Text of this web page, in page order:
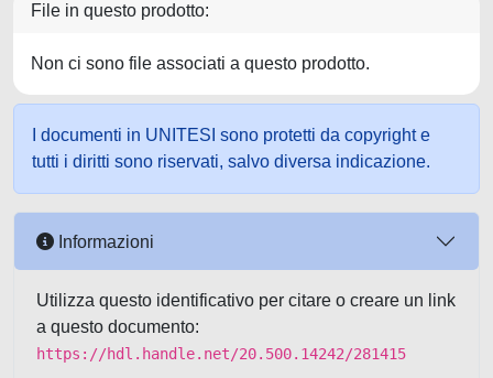
File in questo prodotto:
Non ci sono file associati a questo prodotto.
I documenti in UNITESI sono protetti da copyright e
tutti i diritti sono riservati, salvo diversa indicazione.
Informazioni
Utilizza questo identificativo per citare o creare un link
a questo documento:
https://hdl.handle.net/20.500.14242/281415